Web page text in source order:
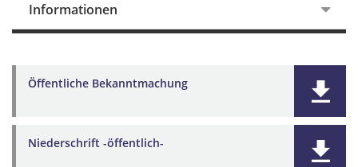
Informationen
Öffentliche Bekanntmachung
Niederschrift -öffentlich-